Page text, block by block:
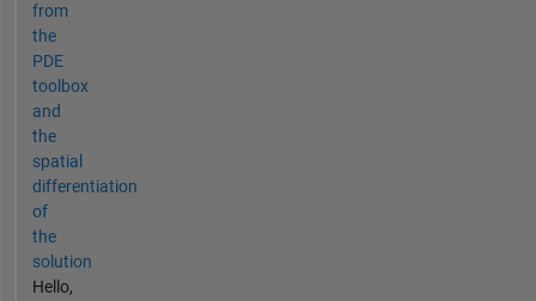
from
the
PDE
toolbox
and
the
spatial
differentiation
of
the
solution
Hello,